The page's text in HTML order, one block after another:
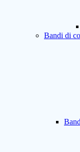
Bandi di